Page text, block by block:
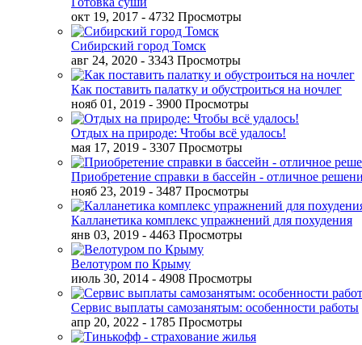
окт 19, 2017 - 4732 Просмотры
Сибирский город Томск
авг 24, 2020 - 3343 Просмотры
Как поставить палатку и обустроиться на ночлег
нояб 01, 2019 - 3900 Просмотры
Отдых на природе: Чтобы всё удалось!
мая 17, 2019 - 3307 Просмотры
Приобретение справки в бассейн - отличное
нояб 23, 2019 - 3487 Просмотры
Калланетика комплекс упражнений для похудения
янв 03, 2019 - 4463 Просмотры
Велотуром по Крыму
июль 30, 2014 - 4908 Просмотры
Сервис выплаты самозанятым: особенности работы
апр 20, 2022 - 1785 Просмотры